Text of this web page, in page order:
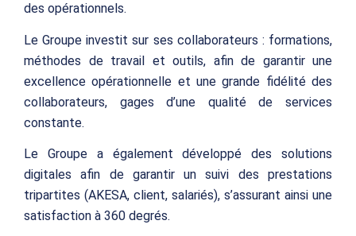
des opérationnels.
Le Groupe investit sur ses collaborateurs : formations,
méthodes de travail et outils, afin de garantir une
excellence opérationnelle et une grande fidélité des
collaborateurs, gages d’une qualité de services
constante.
Le Groupe a également développé des solutions
digitales afin de garantir un suivi des prestations
tripartites (AKESA, client, salariés), s’assurant ainsi une
satisfaction à 360 degrés.